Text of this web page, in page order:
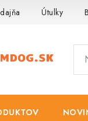
Útulky